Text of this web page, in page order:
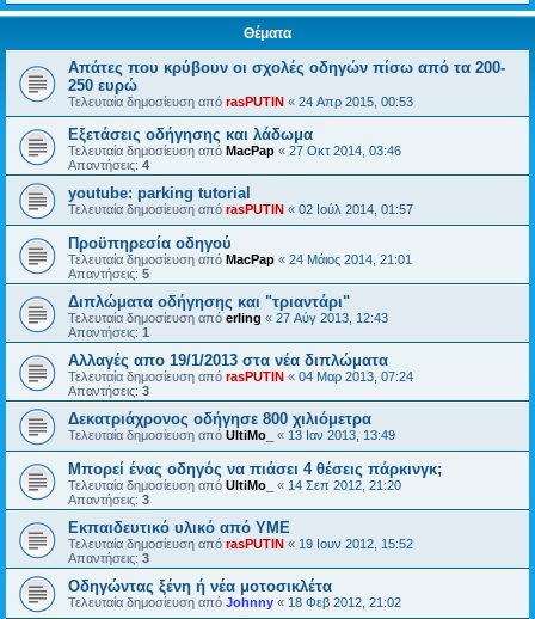
Θέματα
Απάτες που κρύβουν οι σχολές οδηγών πίσω από τα 200-
250 ευρώ
Τελευταία δημοσίευση από rasPUTIN « 24 Απρ 2015, 00:53
Εξετάσεις οδήγησης και λάδωμα
Τελευταία δημοσίευση από MacPap « 27 Οκτ 2014, 03:46
Απαντήσεις: 4
youtube: parking tutorial
Τελευταία δημοσίευση από rasPUTIN « 02 Ιούλ 2014, 01:57
Προϋπηρεσία οδηγού
Τελευταία δημοσίευση από MacPap « 24 Μάιος 2014, 21:01
Απαντήσεις: 5
Διπλώματα οδήγησης και "τριαντάρι"
Τελευταία δημοσίευση από erling « 27 Αύγ 2013, 12:43
Απαντήσεις: 1
Αλλαγές απο 19/1/2013 στα νέα διπλώματα
Τελευταία δημοσίευση από rasPUTIN « 04 Μαρ 2013, 07:24
Απαντήσεις: 3
Δεκατριάχρονος οδήγησε 800 χιλιόμετρα
Τελευταία δημοσίευση από UltiMo_ « 13 Ιαν 2013, 13:49
Μπορεί ένας οδηγός να πιάσει 4 θέσεις πάρκινγκ;
Τελευταία δημοσίευση από UltiMo_ « 14 Σεπ 2012, 21:20
Απαντήσεις: 3
Εκπαιδευτικό υλικό από ΥΜΕ
Τελευταία δημοσίευση από rasPUTIN « 19 Ιουν 2012, 15:52
Απαντήσεις: 3
Οδηγώντας ξένη ή νέα μοτοσικλέτα
Τελευταία δημοσίευση από Johnny « 18 Φεβ 2012, 21:02